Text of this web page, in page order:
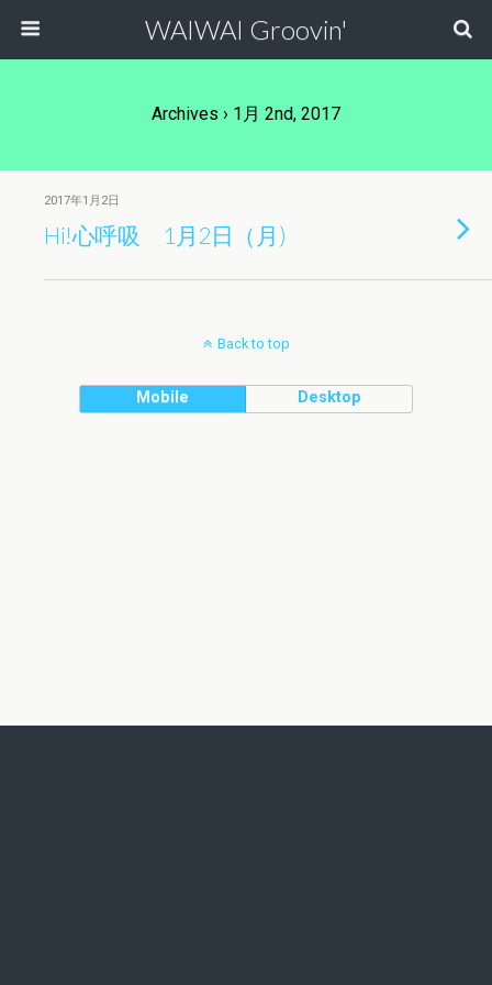
WAIWAI Groovin'
Archives › 1月 2nd, 2017
2017年1月2日
Hi!心呼吸 1月2日（月)
Back to top
Mobile Desktop